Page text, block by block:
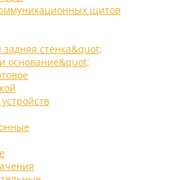
щитов
стенка&quot;
основание&quot;